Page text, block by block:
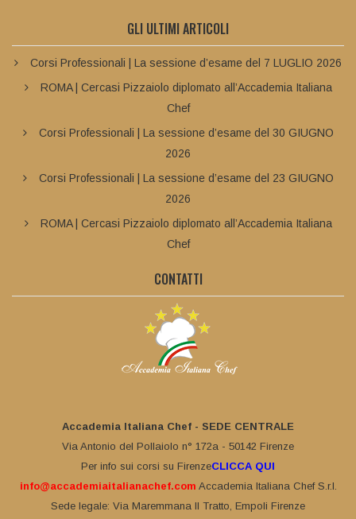
GLI ULTIMI ARTICOLI
Corsi Professionali | La sessione d’esame del 7 LUGLIO 2026
ROMA | Cercasi Pizzaiolo diplomato all’Accademia Italiana
Chef
Corsi Professionali | La sessione d’esame del 30 GIUGNO
2026
Corsi Professionali | La sessione d’esame del 23 GIUGNO
2026
ROMA | Cercasi Pizzaiolo diplomato all’Accademia Italiana
Chef
CONTATTI
Accademia Italiana Chef - SEDE CENTRALE
Via Antonio del Pollaiolo n° 172a - 50142 Firenze
Per info sui corsi su FirenzeCLICCA QUI
info@accademiaitalianachef.com Accademia Italiana Chef S.r.l.
Sede legale: Via Maremmana II Tratto, Empoli Firenze